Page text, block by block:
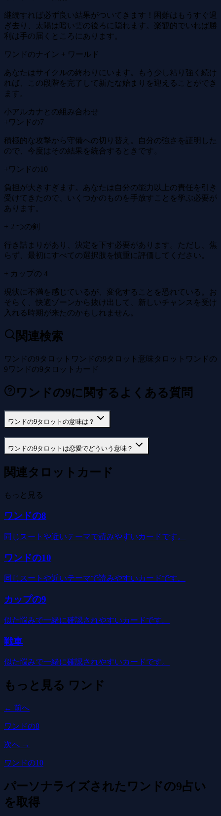
継続すれば必ず良い結果がついてきます！困難はもうすぐ過
ぎ去り、太陽は暗い雲の後ろに隠れます。楽観的でいれば勝
利は手の届くところにあります。
ワンドのナイン + ワールド
あなたはサイクルの終わりにいます。もう少し粘り強く続け
れば、この段階を完了して新たな始まりを迎えることができ
ます。
小アルカナとの組み合わせ
+ワンドの7
積極的な攻撃から守備への切り替え。自分の強さを証明した
ので、今度はその結果を統合するときです。
+ワンドの10
負担が大きすぎます。あなたは自分の能力以上の責任を引き
受けてきたので、いくつかのものを手放すことを学ぶ必要が
あります。
+ 2 つの剣
行き詰まりがあり、決定を下す必要があります。ただし、焦
らず、最初にすべての選択肢を慎重に評価してください。
+ カップの 4
現状に不満を感じているが、変化することを恐れている。お
そらく、快適ゾーンから抜け出して、新しいチャンスを受け
入れる時期が来たのかもしれません。
関連検索
ワンドの9タロット ワンドの9タロット意味 タロットワンドの
9ワンドの9タロットカード
ワンドの9に関するよくある質問
ワンドの9タロットの意味は？
ワンドの9タロットは恋愛でどういう意味？
関連タロットカード
もっと見る
ワンドの8
同じスートや近いテーマで読みやすいカードです。
ワンドの10
同じスートや近いテーマで読みやすいカードです。
カップの9
似た悩みで一緒に確認されやすいカードです。
戦車
似た悩みで一緒に確認されやすいカードです。
もっと見る ワンド
← 前へ
ワンドの8
次へ →
ワンドの10
パーソナライズされたワンドの9占い
を取得